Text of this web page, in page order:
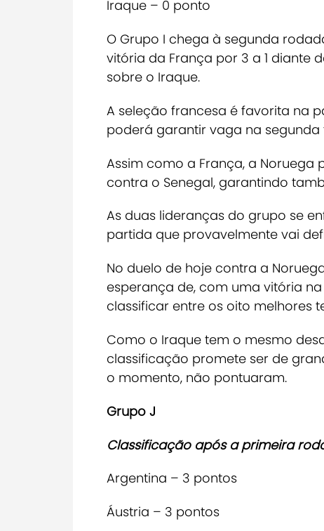
Iraque – 0 ponto
O Grupo I chega à segunda
vitória da França por 3 a 1 diante
sobre o Iraque.
A seleção francesa é favorita na
poderá garantir vaga na
Assim como a França, a
contra o Senegal, garantindo
As duas lideranças do grupo se
partida que provavelmente vai
No duelo de hoje contra a
esperança de, com uma vitória
classificar entre os oito melhores
Como o Iraque tem o mesmo
classificação promete ser de
o momento, não pontuaram.
Grupo J
Classificação após a primeira
Argentina – 3 pontos
Áustria – 3 pontos